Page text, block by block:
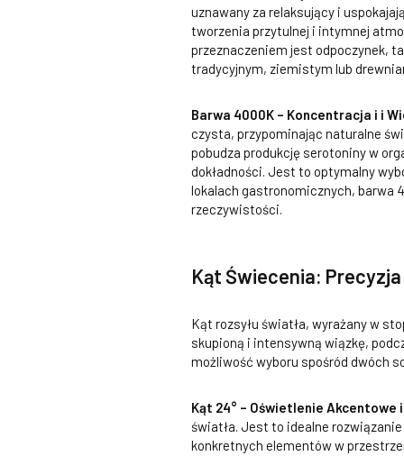
uznawany za relaksujący i
tworzenia przytulnej i intymnej
przeznaczeniem jest odpoczynek,
tradycyjnym, ziemistym lub
Barwa 4000K – Koncentracja i i
czysta, przypominając naturalne
pobudza produkcję serotoniny w
dokładności. Jest to optymalny
lokalach gastronomicznych, barwa
rzeczywistości.
Kąt Świecenia:
Kąt rozsyłu światła, wyrażany w
skupioną i intensywną wiązkę,
możliwość wyboru spośród dwóch
Kąt 24° – Oświetlenie Akcentowe
światła. Jest to idealne
konkretnych elementów w